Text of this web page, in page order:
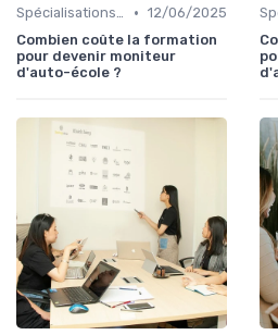
Spécialisations sectorielles • 12/06/2025
Combien coûte la formation
pour devenir moniteur
d'auto-école ?